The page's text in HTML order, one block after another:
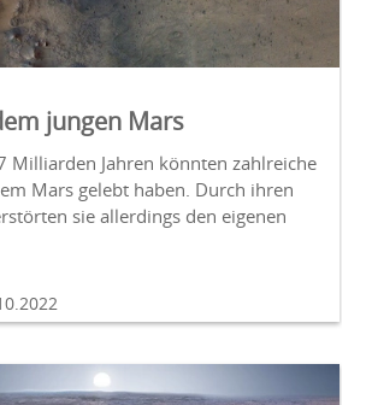
jungen Mars
Milliarden Jahren könnten zahlreiche
Mars gelebt haben. Durch ihren
sie allerdings den eigenen